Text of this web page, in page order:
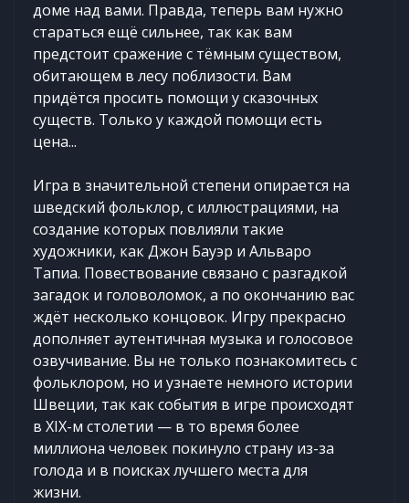
доме над вами. Правда, теперь вам нужно
стараться ещё сильнее, так как вам
предстоит сражение с тёмным существом,
обитающем в лесу поблизости. Вам
придётся просить помощи у сказочных
существ. Только у каждой помощи есть
цена...
Игра в значительной степени опирается на
шведский фольклор, с иллюстрациями, на
создание которых повлияли такие
художники, как Джон Бауэр и Альваро
Тапиа. Повествование связано с разгадкой
загадок и головоломок, а по окончанию вас
ждёт несколько концовок. Игру прекрасно
дополняет аутентичная музыка и голосовое
озвучивание. Вы не только познакомитесь с
фольклором, но и узнаете немного истории
Швеции, так как события в игре происходят
в XIX-м столетии — в то время более
миллиона человек покинуло страну из-за
голода и в поисках лучшего места для
жизни.